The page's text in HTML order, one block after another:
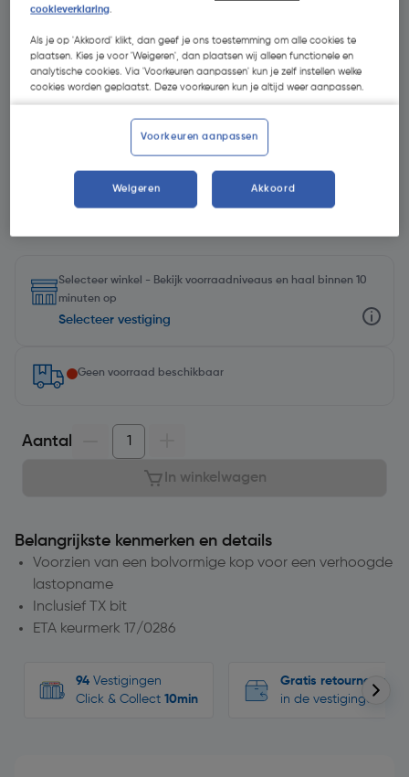
€ 35,15| Excl. btw € 29,05
Kies productvariant(17)
Selecteer winkel - Bekijk voorraadniveaus en haal binnen 10
minuten op
Selecteer vestiging
Geen voorraad beschikbaar
Aantal
In winkelwagen
Belangrijkste kenmerken en details
Voorzien van een bolvormige kop voor een verhoogde
lastopname
Inclusief TX bit
ETA keurmerk 17/0286
94 Vestigingen
Click & Collect 10min
Gratis retourneren
in de vestigingen
cookieverklaring.
Als je op 'Akkoord' klikt, dan geef je ons toestemming om alle cookies te
plaatsen. Kies je voor 'Weigeren', dan plaatsen wij alleen functionele en
analytische cookies. Via 'Voorkeuren aanpassen' kun je zelf instellen welke
cookies worden geplaatst. Deze voorkeuren kun je altijd weer aanpassen.
Voorkeuren aanpassen
Weigeren Akkoord